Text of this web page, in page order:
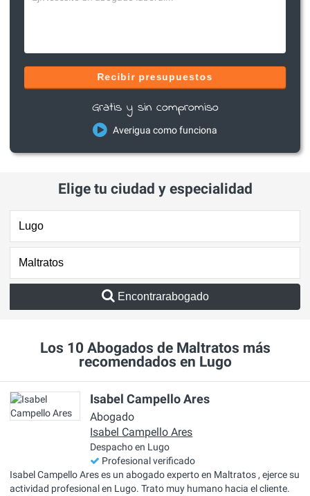
Recibir presupuestos
Gratis y sin compromiso
Averigua como funciona
Elige tu ciudad y especialidad
Encontrarabogado
Los 10 Abogados de Maltratos más
recomendados en Lugo
Isabel Campello Ares
Abogado
Isabel Campello Ares
Despacho en Lugo
Profesional verificado
Isabel Campello Ares es un abogado experto en Maltratos , ejerce su
actividad profesional en Lugo. Trato muy humano hacia el cliente.